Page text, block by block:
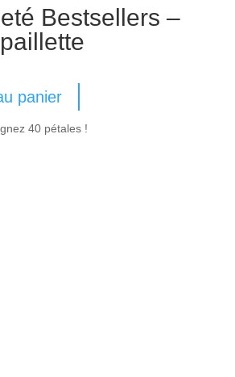
Bestsellers –
panier
40 pétales !